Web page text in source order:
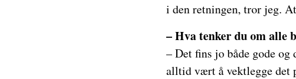
i den retningen, tror jeg.
– Hva tenker du om alle
– Det fins jo både gode
alltid vært å vektlegge det